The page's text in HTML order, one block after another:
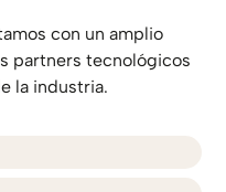
con un amplio
partners tecnológicos
la industria.